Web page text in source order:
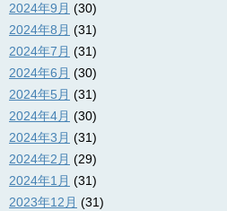
2024年9月 (30)
2024年8月 (31)
2024年7月 (31)
2024年6月 (30)
2024年5月 (31)
2024年4月 (30)
2024年3月 (31)
2024年2月 (29)
2024年1月 (31)
2023年12月 (31)